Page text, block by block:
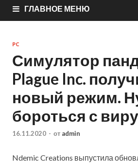
ГЛАВНОЕ МЕНЮ
PC
Симулятор
Plague Inc.
новый режим.
бороться с
16.11.2020 - от admin
Ndemic Creations выпустила